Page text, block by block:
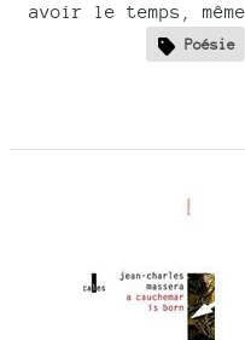
avoir le temps,
Poésie